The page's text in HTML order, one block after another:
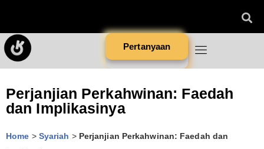
Pertanyaan
Perjanjian Perkahwinan: Faedah
dan Implikasinya
Home > Syariah > Perjanjian Perkahwinan: Faedah dan